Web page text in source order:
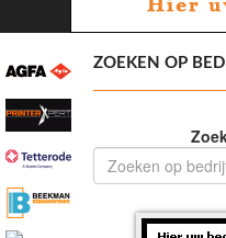
ZOEKEN OP